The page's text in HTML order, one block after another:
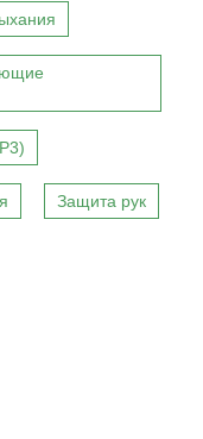
Защита рук